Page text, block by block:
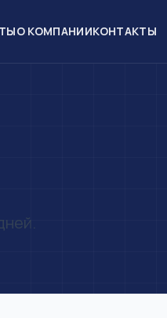
О КОМПАНИИКОНТАКТЫ